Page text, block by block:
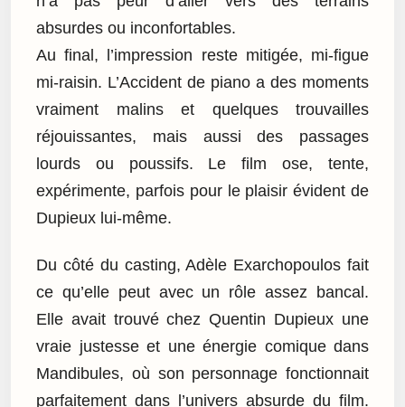
absurdes ou inconfortables.
Au final, l’impression reste mitigée, mi-figue
mi-raisin. L’Accident de piano a des moments
vraiment malins et quelques trouvailles
réjouissantes, mais aussi des passages
lourds ou poussifs. Le film ose, tente,
expérimente, parfois pour le plaisir évident de
Dupieux lui-même.
Du côté du casting, Adèle Exarchopoulos fait
ce qu’elle peut avec un rôle assez bancal.
Elle avait trouvé chez Quentin Dupieux une
vraie justesse et une énergie comique dans
Mandibules, où son personnage fonctionnait
parfaitement dans l’univers absurde du film.